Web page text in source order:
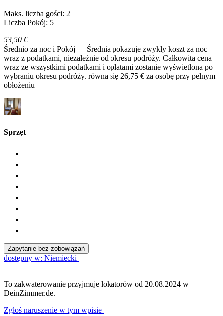
Maks. liczba gości: 2
Liczba Pokój: 5
53,50 €
Średnio za noc i Pokój
Średnia pokazuje zwykły koszt za noc
wraz z podatkami, niezależnie od okresu podróży. Całkowita cena
wraz ze wszystkimi podatkami i opłatami zostanie wyświetlona po
wybraniu okresu podróży. równa się 26,75 € za osobę przy pełnym
obłożeniu
Sprzęt
Zapytanie bez zobowiązań
dostępny w: Niemiecki
—
To zakwaterowanie przyjmuje lokatorów od 20.08.2024 w
DeinZimmer.de.
Zgłoś naruszenie w tym wpisie